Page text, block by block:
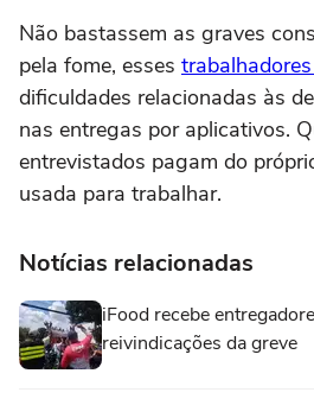
Não bastassem as graves
pela fome, esses trabalhadores
dificuldades relacionadas às
nas entregas por aplicativos.
entrevistados pagam do
usada para trabalhar.
Notícias relacionadas
iFood recebe
reivindicações da greve